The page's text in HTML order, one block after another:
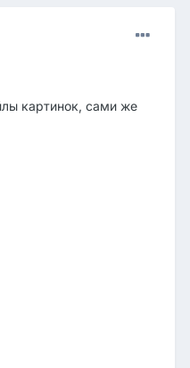
картинок, сами же